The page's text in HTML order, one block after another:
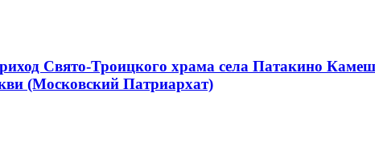
Свято-Троицкого храма села Патакино
(Московский Патриархат)